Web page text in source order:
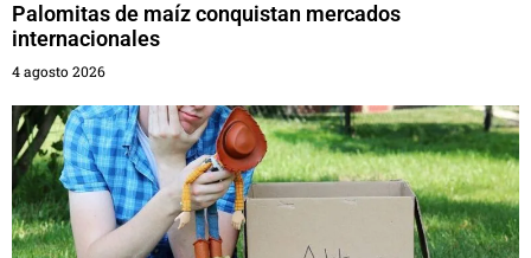
Palomitas de maíz conquistan mercados
internacionales
4 agosto 2026